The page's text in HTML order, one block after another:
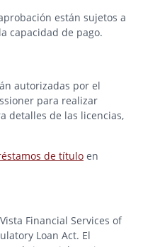
están sujetos a
capacidad de pago.
autorizadas por el
para realizar
detalles de las licencias,
de título en
Vista Financial Services of
Loan Act. El